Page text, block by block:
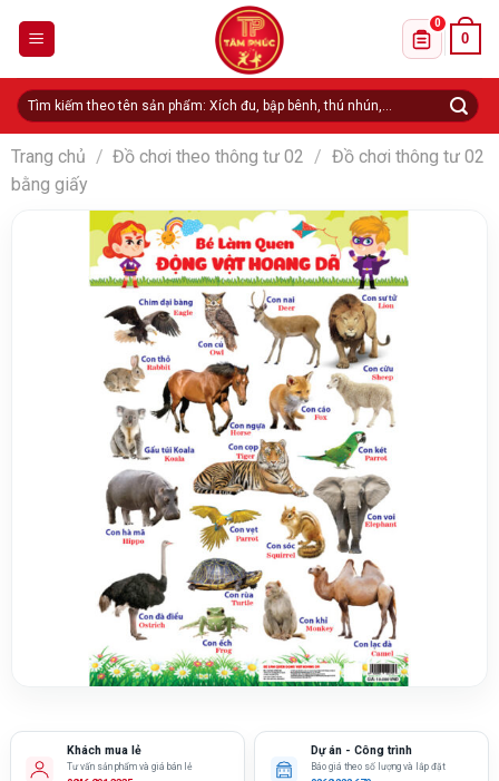
0
Danh sách
0
Tìm
kiếm:
Trang chủ / Đồ chơi theo thông tư 02 / Đồ chơi thông tư 02
bằng giấy
Khách mua lẻ
Tư vấn sản phẩm và giá bán lẻ
Dự án - Công trình
Báo giá theo số lượng và lắp đặt